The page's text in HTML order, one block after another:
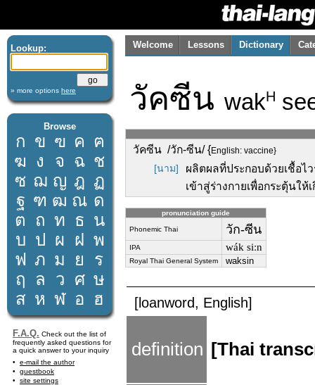
Lookup:
» more options here
Browse
ก ข ฃ ค ฅ
ฆ ง จ ฉ ช
ซ ฌ ญ ฎ ฏ
ฐ ฑ ฒ ณ ด
ต ถ ท ธ น
บ ป ผ ฝ พ
ฟ ภ ม ย
ร
ฤ
ล ว ศ ษ
ส ห ฬ อ ฮ
F.A.Q. Check out the list of
frequently asked questions for
a quick answer to your inquiry
e-mail the author
guestbook
site settings
Welcome Lessons Dictionary
วัคซีน wakH
วัคซีน /วัก-ซีน/ {English: vaccine}
[นาม]
ผลิตผลที่ประกอบด้วยเชื้อไ
เข้าสู่ร่างกายเพื่อกระตุ้นใ
pronunciation guide
Phonemic Thai วัก-ซีน
IPA wák siːn
Royal Thai General System waksin
[loanword, English]
definition [Thai